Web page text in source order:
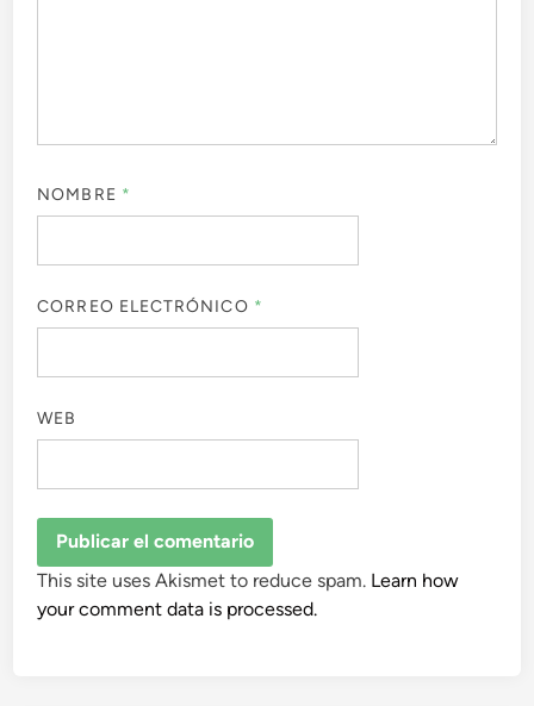
NOMBRE *
CORREO ELECTRÓNICO *
WEB
This site uses Akismet to reduce spam. Learn how
your comment data is processed.